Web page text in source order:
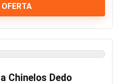
OFERTA
Chinelos Dedo